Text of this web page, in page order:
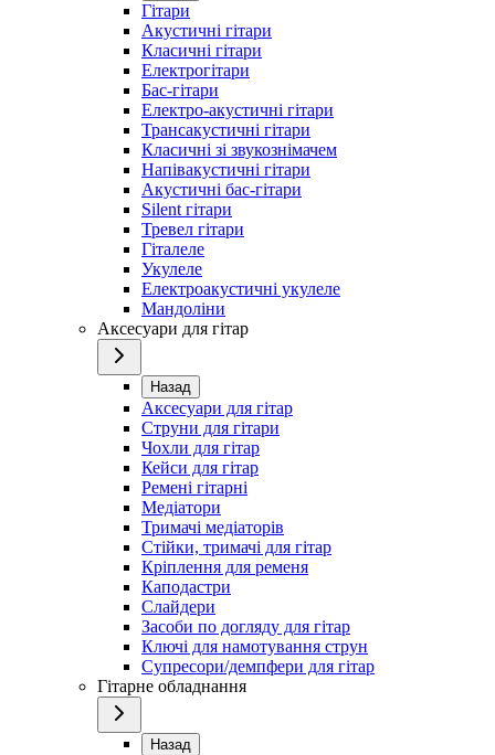
Гітари
Акустичні гітари
Класичні гітари
Електрогітари
Бас-гітари
Електро-акустичні гітари
Трансакустичні гітари
Класичні зі звукознімачем
Напівакустичні гітари
Акустичні бас-гітари
Silent гітари
Тревел гітари
Гіталеле
Укулеле
Електроакустичні укулеле
Мандоліни
Аксесуари для гітар
Назад
Аксесуари для гітар
Струни для гітари
Чохли для гітар
Кейси для гітар
Ремені гітарні
Медіатори
Тримачі медіаторів
Стійки, тримачі для гітар
Кріплення для ременя
Каподастри
Слайдери
Засоби по догляду для гітар
Ключі для намотування струн
Супресори/демпфери для гітар
Гітарне обладнання
Назад